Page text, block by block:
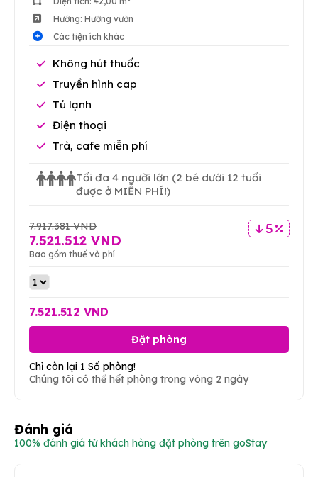
Hướng: Hướng vườn
Các tiện ích khác
Không hút thuốc
Truyền hình cap
Tủ lạnh
Điện thoại
Trà, cafe miễn phí
Tối đa 4 người lớn (2 bé dưới 12 tuổi
được ở MIỄN PHÍ!)
5 %
7.917.381 VND
7.521.512 VND
Bao gồm thuế và phí
7.521.512 VND
Đặt phòng
Chỉ còn lại 1 Số phòng!
Chúng tôi có thể hết phòng trong vòng 2 ngày
Đánh giá
100% đánh giá từ khách hàng đặt phòng trên goStay